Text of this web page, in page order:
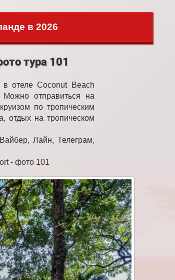
в 2026
тура 101
отеле Coconut Beach
отправиться на
по тропическим
отдых на тропическом
Лайн, Телеграм,
- фото 101